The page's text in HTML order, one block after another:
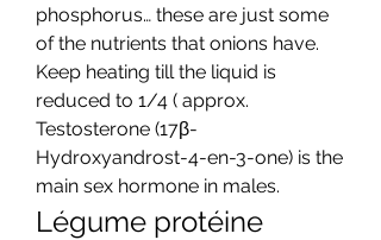
phosphorus… these are just some
of the nutrients that onions have.
Keep heating till the liquid is
reduced to 1/4 ( approx.
Testosterone (17β-
Hydroxyandrost-4-en-3-one) is the
main sex hormone in males.
Légume protéine